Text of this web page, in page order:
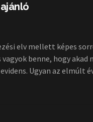
elv mellett képes
benne, hogy
Ugyan az